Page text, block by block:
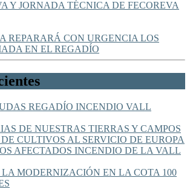
Y JORNADA TÉCNICA DE FECOREVA
REPARARÁ CON URGENCIA LOS
EN EL REGADÍO
REGADÍO INCENDIO VALL
DE NUESTRAS TIERRAS Y CAMPOS
CULTIVOS AL SERVICIO DE EUROPA
AFECTADOS INCENDIO DE LA VALL
MODERNIZACIÓN EN LA COTA 100